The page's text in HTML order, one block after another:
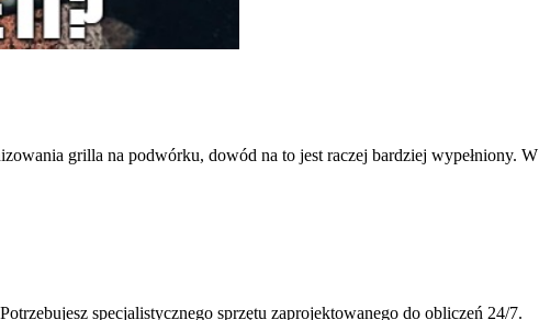
grilla na podwórku, dowód na to jest raczej bardziej wypełniony. W
specjalistycznego sprzętu zaprojektowanego do obliczeń 24/7.